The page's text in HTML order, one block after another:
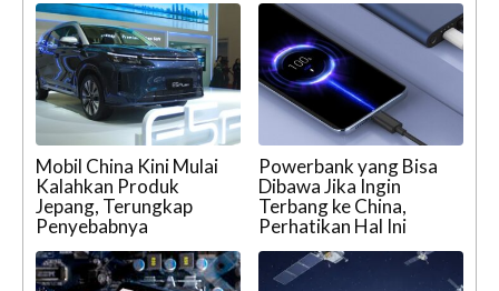
Mobil China Kini Mulai
Kalahkan Produk
Jepang, Terungkap
Penyebabnya
Powerbank yang Bisa
Dibawa Jika Ingin
Terbang ke China,
Perhatikan Hal Ini